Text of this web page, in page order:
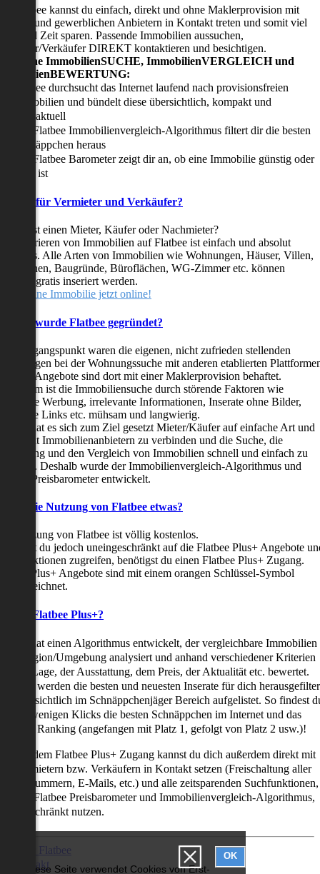
Diese Seite verwendet Cookies von Erst-
OK
Flatbee kannst du einfach, direkt und ohne Maklerprovision mit
und gewerblichen Anbietern in Kontakt treten und somit viel
und Zeit sparen. Passende Immobilien aussuchen,
Verkäufer DIREKT kontaktieren und besichtigen.
in-one ImmobilienSUCHE, ImmobilienVERGLEICH und
Flatbee durchsucht das Internet laufend nach provisionsfreien
Immobilien und bündelt diese übersichtlich, kompakt und
tagesaktuell
Der Flatbee Immobilienvergleich-Algorithmus filtert dir die besten
Schnäppchen heraus
Der Flatbee Barometer zeigt dir an, ob eine Immobilie günstig oder
teuer ist
für Vermieter und Verkäufer?
suchst einen Mieter, Käufer oder Nachmieter?
Inserieren von Immobilien auf Flatbee ist einfach und absolut
Alle Arten von Immobilien wie Wohnungen, Häuser, Villen,
Baugründe, Büroflächen, WG-Zimmer etc. können
gratis inseriert werden.
deine Immobilie jetzt online!
wurde Flatbee gegründet?
Ausgangspunkt waren die eigenen, nicht zufrieden stellenden
bei der Wohnungssuche mit anderen etablierten
alle Angebote sind dort mit einer Maklerprovision behaftet.
ist die Immobiliensuche durch störende Faktoren wie
Werbung, irrelevante Informationen, Inserate ohne Bilder,
Links etc. mühsam und langwierig.
hat es sich zum Ziel gesetzt Mieter/Käufer auf einfache Art und
mit Immobilienanbietern zu verbinden und die Suche, die
und den Vergleich von Immobilien schnell und einfach zu
Deshalb wurde der Immobilienvergleich-Algorithmus und
Preisbarometer entwickelt.
die Nutzung von Flatbee etwas?
Nutzung von Flatbee ist völlig kostenlos.
du jedoch uneingeschränkt auf die Flatbee Plus+ Angebote
zugreifen, benötigst du einen Flatbee Plus+ Zugang.
Plus+ Angebote sind mit einem orangen Schlüssel-Symbol
ist Flatbee Plus+?
hat einen Algorithmus entwickelt, der vergleichbare Immobilien
Region/Umgebung analysiert und anhand verschiedener Kriterien
der Lage, der Ausstattung, dem Preis, der Aktualität etc. bewertet.
werden die besten und neuesten Inserate für dich
übersichtlich im Schnäppchenjäger Bereich aufgelistet. So findest
nur wenigen Klicks die besten Schnäppchen im Internet und das
als Ranking (angefangen mit Platz 1, gefolgt von Platz 2 usw.)!
mit dem Flatbee Plus+ Zugang kannst du dich außerdem direkt mit
Vermietern bzw. Verkäufern in Kontakt setzen (Freischaltung aller
E-Mails, etc.) und alle zeitsparenden Suchfunktionen,
den Flatbee Preisbarometer und Immobilienvergleich-Algorithmus,
nutzen.
Über Flatbee
Kontakt